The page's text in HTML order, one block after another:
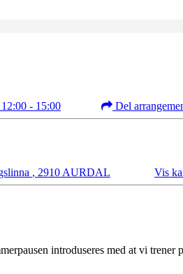
- 15:00 Del
, 2910 AURDAL Vis
introduseres med at vi trener